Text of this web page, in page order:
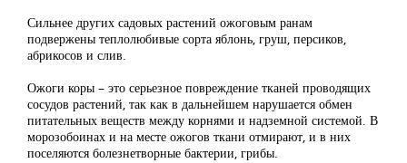
Сильнее других садовых растений ожоговым ранам
подвержены теплолюбивые сорта яблонь, груш, персиков,
абрикосов и слив.
Ожоги коры – это серьезное повреждение тканей проводящих
сосудов растений, так как в дальнейшем нарушается обмен
питательных веществ между корнями и надземной системой. В
морозобоинах и на месте ожогов ткани отмирают, и в них
поселяются болезнетворные бактерии, грибы.